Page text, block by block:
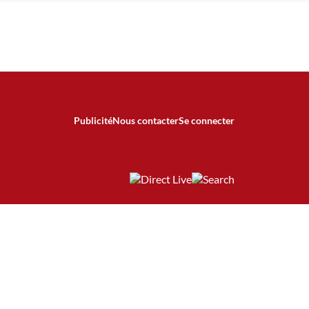
PublicitéNous contacterSe connecter